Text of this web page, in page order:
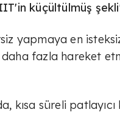
küçültülmüş
yapmaya en
fazla hareket
kısa süreli